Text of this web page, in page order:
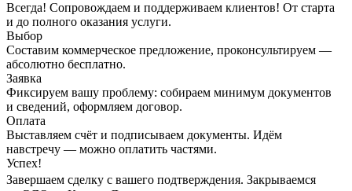
Всегда! Сопровождаем и поддерживаем клиентов! От старта
и до полного оказания услуги.
Выбор
Составим коммерческое предложение, проконсультируем —
абсолютно бесплатно.
Заявка
Фиксируем вашу проблему: собираем минимум документов
и сведений, оформляем договор.
Оплата
Выставляем счёт и подписываем документы. Идём
навстречу — можно оплатить частями.
Успех!
Завершаем сделку с вашего подтверждения. Закрываемся